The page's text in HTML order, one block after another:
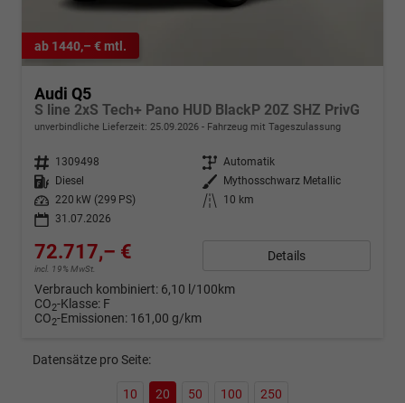
ab 1440,– € mtl.
Audi Q5
S line 2xS Tech+ Pano HUD BlackP 20Z SHZ PrivG
unverbindliche Lieferzeit: 25.09.2026 Fahrzeug mit Tageszulassung
Fahrzeugnr. 1309498 Getriebe Automatik
Kraftstoff
Diesel Außenfarbe
Mythosschwarz Metallic
Leistung
220 kW (299 PS) Kilometerstand
10 km
31.07.2026
72.717,– €
incl. 19% MwSt.
Details
Verbrauch kombiniert: 6,10 l/100km
CO2-Klasse: F
CO2-Emissionen: 161,00 g/km
Datensätze pro Seite:
10 20 50 100 250